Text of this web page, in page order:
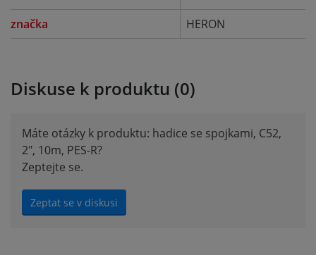
značka
HERON
Diskuse k produktu (0)
Máte otázky k produktu: hadice se spojkami, C52,
2", 10m, PES-R?
Zeptejte se.
Zeptat se v diskusi